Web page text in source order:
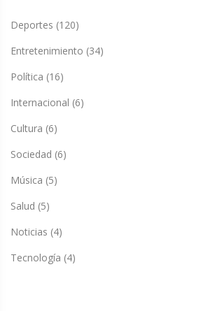
Deportes (120)
Entretenimiento (34)
Política (16)
Internacional (6)
Cultura (6)
Sociedad (6)
Música (5)
Salud (5)
Noticias (4)
Tecnología (4)